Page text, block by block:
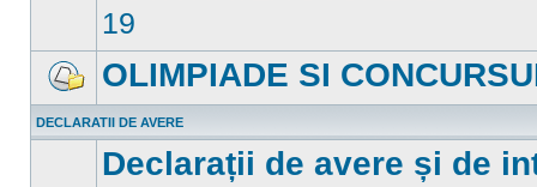
19
mesaje
necitite
OLIMPIADE SI
DECLARATII DE AVERE
Declarații de avere și de